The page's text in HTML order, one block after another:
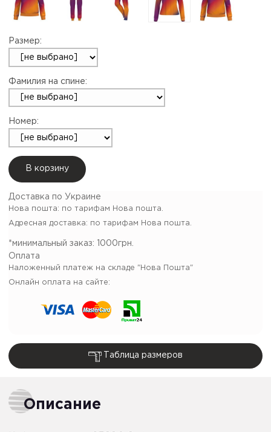
Размер:
Фамилия на спине:
Номер:
В корзину
Доставка по Украине
Нова пошта: по тарифам Нова пошта.
Адресная доставка: по тарифам Нова пошта.
*минимальный заказ:
1000грн.
Оплата
Наложенный платеж на складе "Нова Пошта"
Онлайн оплата на сайте:
Таблица размеров
Описание